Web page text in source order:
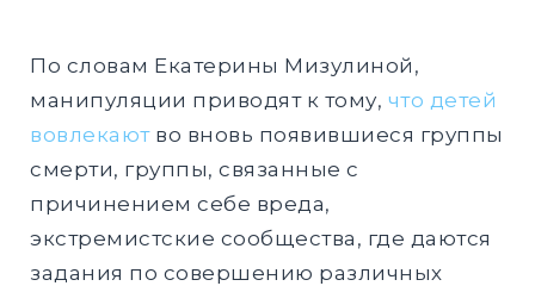
По словам Екатерины Мизулиной,
манипуляции приводят к тому, что детей
вовлекаютво вновь появившиеся группы
смерти, группы, связанные с
причинением себе вреда,
экстремистские сообщества, где даются
задания по совершению различных